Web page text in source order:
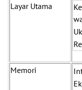
Layar Utama
Memori